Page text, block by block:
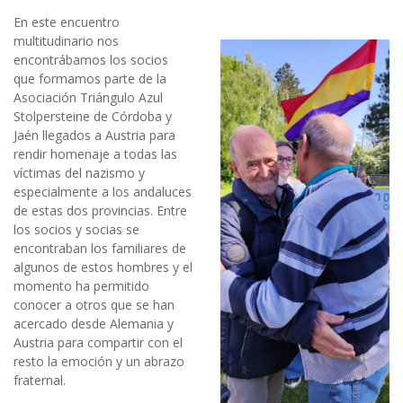
En este encuentro
multitudinario nos
encontrábamos los socios
que formamos parte de la
Asociación Triángulo Azul
Stolpersteine de Córdoba y
Jaén llegados a Austria para
rendir homenaje a todas las
víctimas del nazismo y
especialmente a los andaluces
de estas dos provincias. Entre
los socios y socias se
encontraban los familiares de
algunos de estos hombres y el
momento ha permitido
conocer a otros que se han
acercado desde Alemania y
Austria para compartir con el
resto la emoción y un abrazo
fraternal.